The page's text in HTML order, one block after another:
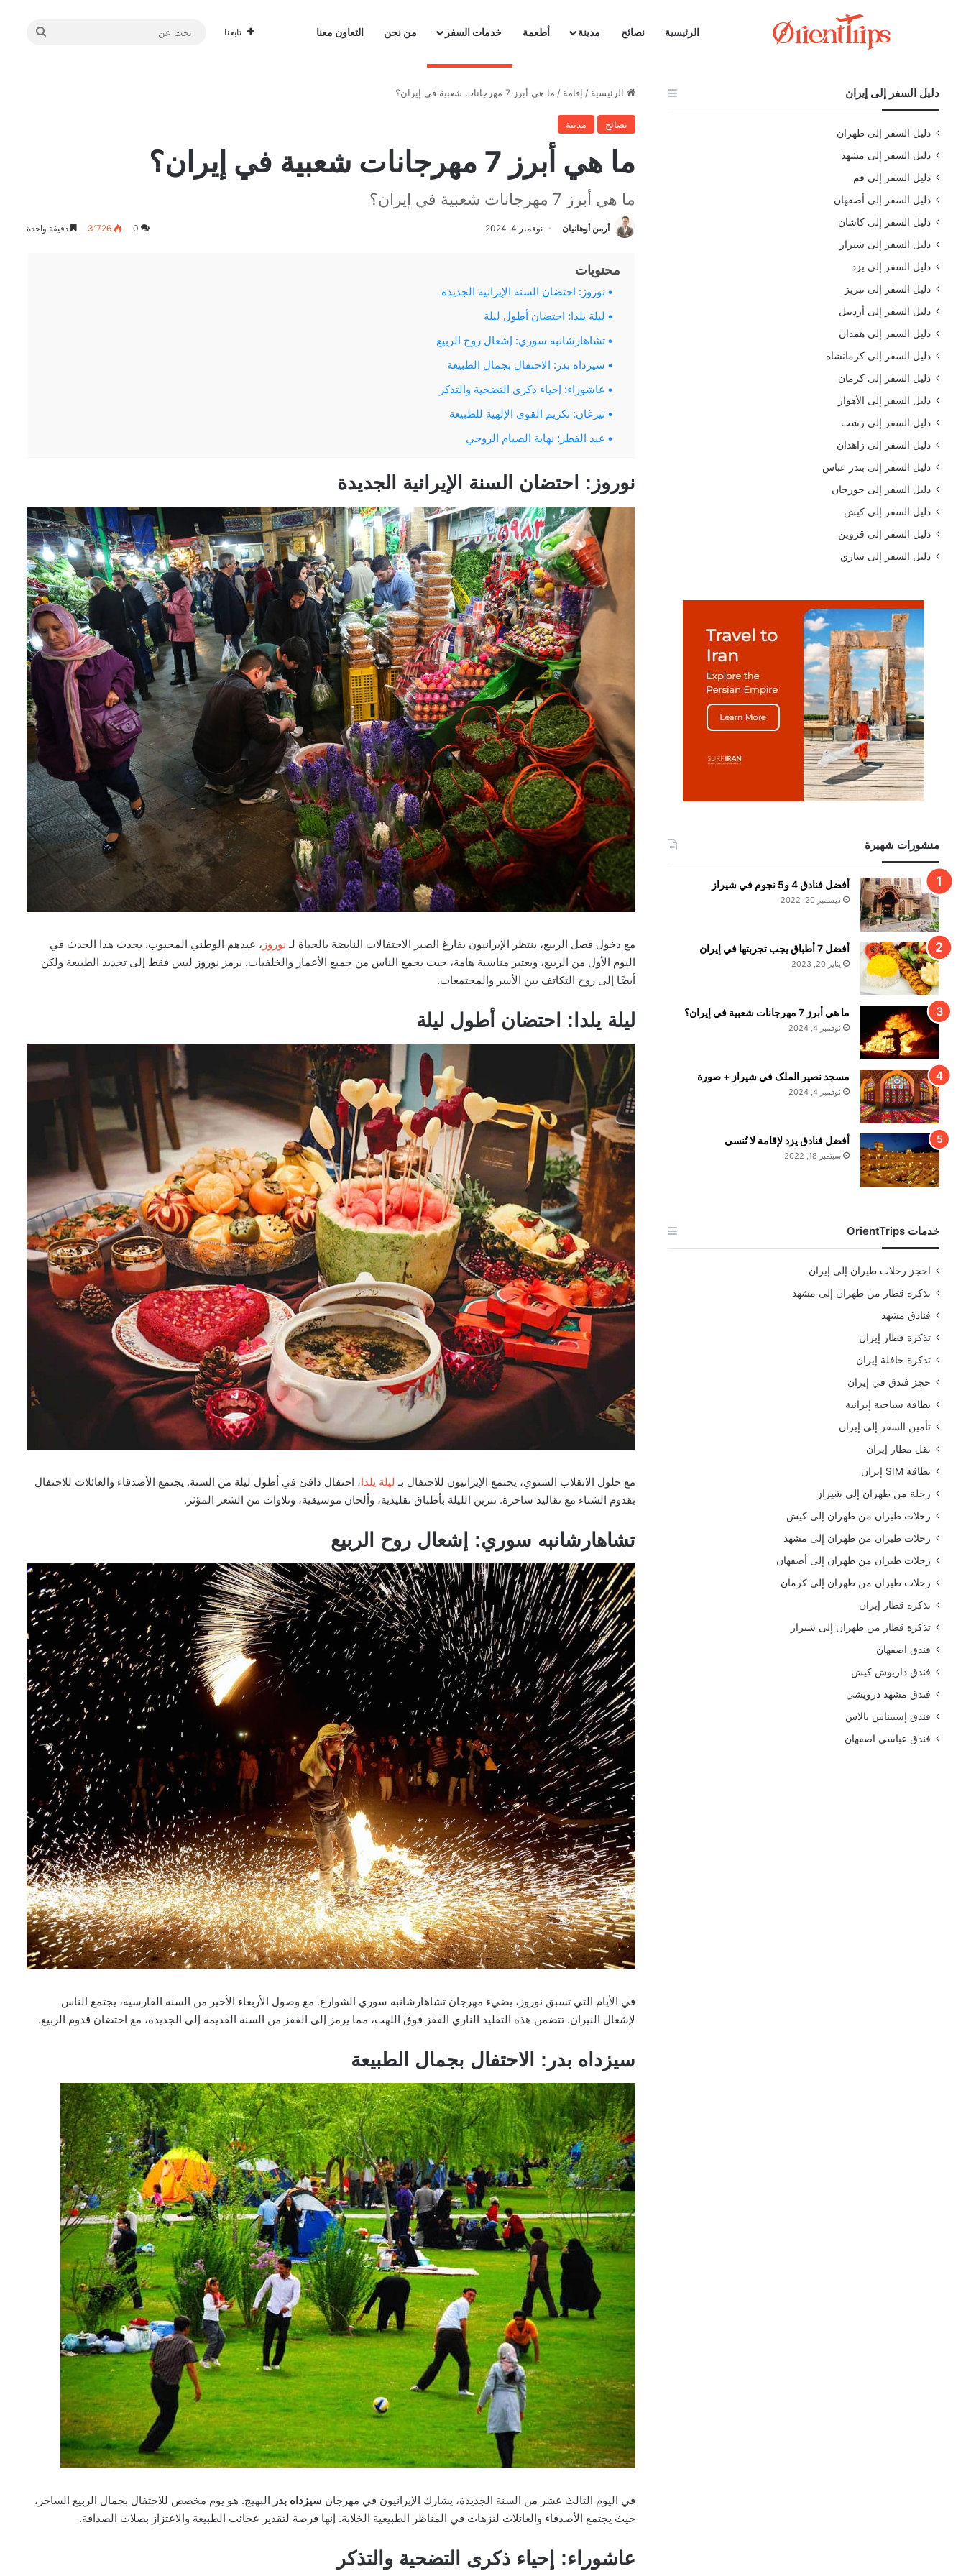
الرئيسية نصائح مدينة أطعمة خدمات السفر من نحن التعاون معنا تابعنا
بحث
الرئيسية / إقامة / ما هي أبرز 7 مهرجانات شعبية في إيران؟
نصائح مدينة
ما هي أبرز 7 مهرجانات شعبية في إيران؟
ما هي أبرز 7 مهرجانات شعبية في إيران؟
أرمن أوهانيان نوفمبر 4, 2024 0 3٬726 دقيقة واحدة
محتويات
نوروز: احتضان السنة الإيرانية الجديدة
ليلة يلدا: احتضان أطول ليلة
تشاهارشانبه سوري: إشعال روح الربيع
سيزداه بدر: الاحتفال بجمال الطبيعة
عاشوراء: إحياء ذكرى التضحية والتذكر
تيرغان: تكريم القوى الإلهية للطبيعة
عيد الفطر: نهاية الصيام الروحي
نوروز: احتضان السنة الإيرانية الجديدة
مع دخول فصل الربيع، ينتظر الإيرانيون بفارغ الصبر الاحتفالات النابضة بالحياة لـ نوروز ، عيدهم الوطني المحبوب. يحدث هذا الحدث في
اليوم الأول من الربيع، ويعتبر مناسبة هامة، حيث يجمع الناس من جميع الأعمار والخلفيات. يرمز نوروز ليس فقط إلى تجديد الطبيعة ولكن
أيضًا إلى روح التكاتف بين الأسر والمجتمعات.
ليلة يلدا: احتضان أطول ليلة
مع حلول الانقلاب الشتوي، يجتمع الإيرانيون للاحتفال بـ ليلة يلدا، احتفال دافئ في أطول ليلة من السنة. يجتمع الأصدقاء والعائلات للاحتفال
بقدوم الشتاء مع تقاليد ساحرة. تتزين الليلة بأطباق تقليدية، وألحان موسيقية، وتلاوات من الشعر المؤثر.
تشاهارشانبه سوري: إشعال روح الربيع
في الأيام التي تسبق نوروز، يضيء مهرجان تشاهارشانبه سوري الشوارع. مع وصول الأربعاء الأخير من السنة الفارسية، يجتمع الناس
لإشعال النيران. تتضمن هذه التقليد الناري القفز فوق اللهب، مما يرمز إلى القفز من السنة القديمة إلى الجديدة، مع احتضان قدوم الربيع.
سيزداه بدر: الاحتفال بجمال الطبيعة
في اليوم الثالث عشر من السنة الجديدة، يشارك الإيرانيون في مهرجان سيزداه بدر البهيج. هو يوم مخصص للاحتفال بجمال الربيع الساحر،
حيث يجتمع الأصدقاء والعائلات لنزهات في المناظر الطبيعية الخلابة. إنها فرصة لتقدير عجائب الطبيعة والاعتزاز بصلات الصداقة.
عاشوراء: إحياء ذكرى التضحية والتذكر
دليل السفر إلى إيران
دليل السفر إلى طهران
دليل السفر إلى مشهد
دليل السفر إلى قم
دليل السفر إلى أصفهان
دليل السفر إلى كاشان
دليل السفر إلى شيراز
دليل السفر إلى يزد
دليل السفر إلى تبريز
دليل السفر إلى أردبيل
دليل السفر إلى همدان
دليل السفر إلى كرمانشاه
دليل السفر إلى كرمان
دليل السفر إلى الأهواز
دليل السفر إلى رشت
دليل السفر إلى زاهدان
دليل السفر إلى بندر عباس
دليل السفر إلى جورجان
دليل السفر إلى كيش
دليل السفر إلى قزوين
دليل السفر إلى ساري
منشورات شهيرة
أفضل فنادق 4 و5 نجوم في شيراز
ديسمبر 20, 2022
أفضل 7 أطباق يجب تجربتها في إيران
يناير 20, 2023
ما هي أبرز 7 مهرجانات شعبية في إيران؟
نوفمبر 4, 2024
مسجد نصير الملک في شيراز + صورة
نوفمبر 4, 2024
أفضل فنادق يزد لإقامة لا تُنسى
سبتمبر 18, 2022
خدمات OrientTrips
احجز رحلات طيران إلى إيران
تذكرة قطار من طهران إلى مشهد
فنادق مشهد
تذكرة قطار إيران
تذكرة حافلة إيران
حجز فندق في إيران
بطاقة سياحية إيرانية
تأمين السفر إلى إيران
نقل مطار إيران
بطاقة SIM إيران
رحلة من طهران إلى شيراز
رحلات طيران من طهران إلى كيش
رحلات طيران من طهران إلى مشهد
رحلات طيران من طهران إلى أصفهان
رحلات طيران من طهران إلى كرمان
تذكرة قطار إيران
تذكرة قطار من طهران إلى شيراز
فندق اصفهان
فندق داريوش كيش
فندق مشهد درويشي
فندق إسبيناس بالاس
فندق عباسي اصفهان